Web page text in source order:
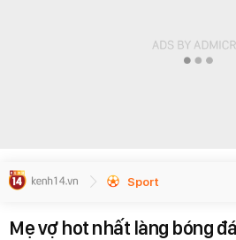
Sport
Mẹ vợ hot nhất làng bóng